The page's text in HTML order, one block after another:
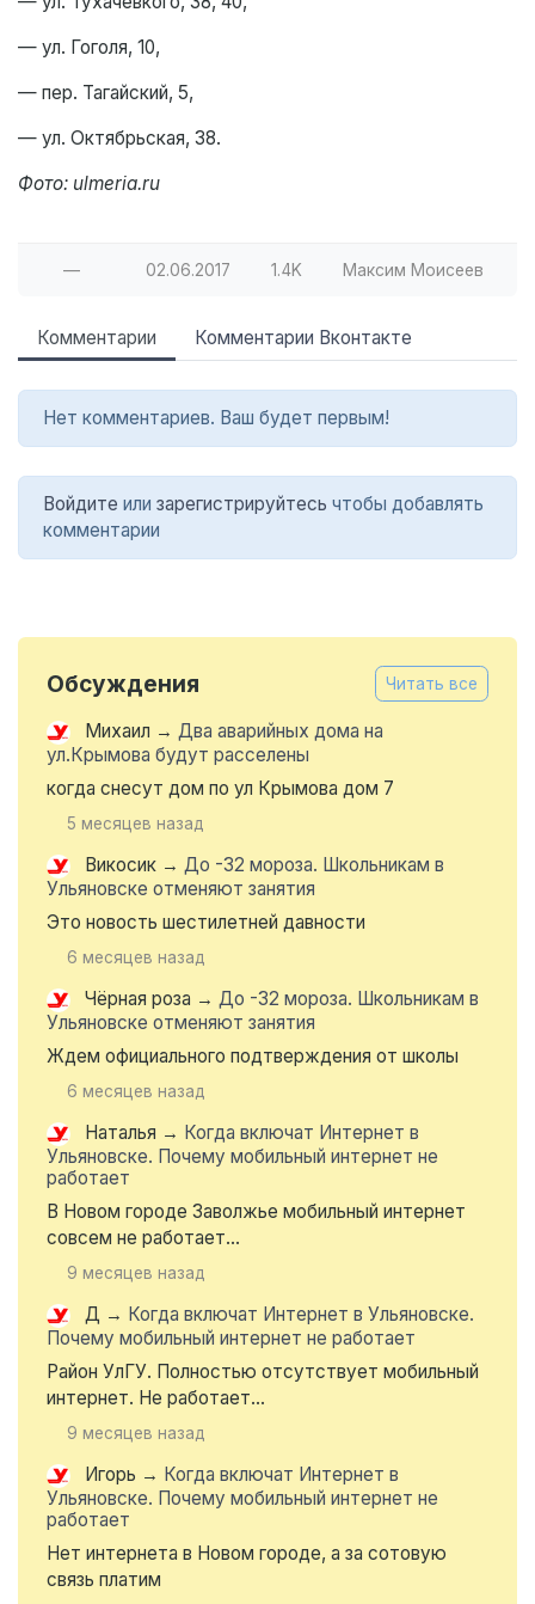
— ул. Гоголя, 10,
— пер. Тагайский, 5,
— ул. Октябрьская, 38.
Фото: ulmeria.ru
— 02.06.2017 1.4K Максим Моисеев
Комментарии Комментарии Вконтакте
Нет комментариев. Ваш будет первым!
Войдите или зарегистрируйтесь чтобы добавлять
комментарии
Обсуждения Читать все
Михаил → Два аварийных дома на
ул.Крымова будут расселены
когда снесут дом по ул Крымова дом 7
5 месяцев назад
Викосик → До -32 мороза. Школьникам в
Ульяновске отменяют занятия
Это новость шестилетней давности
6 месяцев назад
Чёрная роза → До -32 мороза. Школьникам в
Ульяновске отменяют занятия
Ждем официального подтверждения от школы
6 месяцев назад
Наталья → Когда включат Интернет в
Ульяновске. Почему мобильный интернет не
работает
В Новом городе Заволжье мобильный интернет
совсем не работает...
9 месяцев назад
Д → Когда включат Интернет в Ульяновске.
Почему мобильный интернет не работает
Район УлГУ. Полностью отсутствует мобильный
интернет. Не работает...
9 месяцев назад
Игорь → Когда включат Интернет в
Ульяновске. Почему мобильный интернет не
работает
Нет интернета в Новом городе, а за сотовую
связь платим